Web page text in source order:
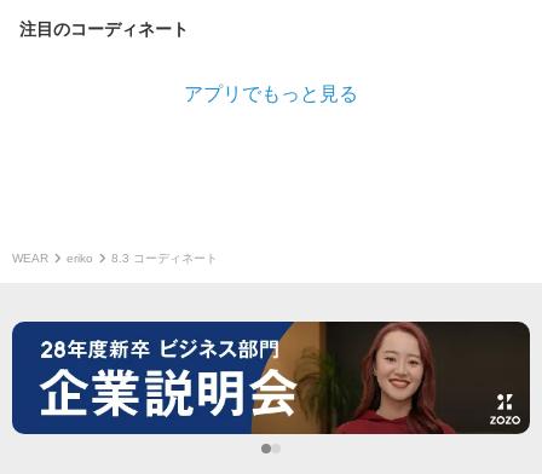
注目のコーディネート
アプリでもっと見る
WEAR eriko 8.3 コーディネート